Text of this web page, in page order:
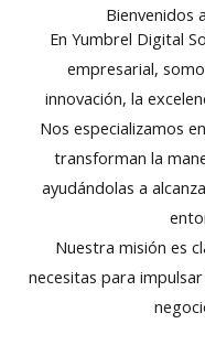
Bienvenidos
En Yumbrel Digital
empresarial,
innovación, la
Nos especializamos
transforman la
ayudándolas a
Nuestra misión es
necesitas para